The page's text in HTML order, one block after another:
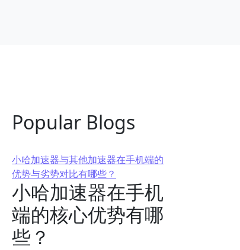
Popular Blogs
小哈加速器与其他加速器在手机端的
优势与劣势对比有哪些？
小哈加速器在手机
端的核心优势有哪
些？